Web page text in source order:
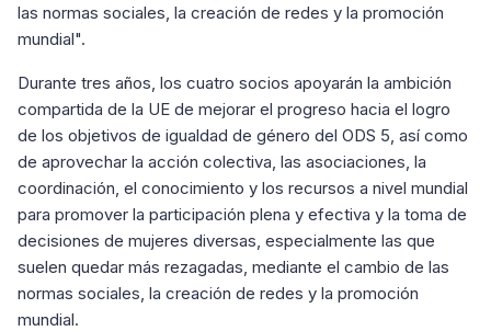
las normas sociales, la creación de redes y la promoción
mundial".
Durante tres años, los cuatro socios apoyarán la ambición
compartida de la UE de mejorar el progreso hacia el logro
de los objetivos de igualdad de género del ODS 5, así como
de aprovechar la acción colectiva, las asociaciones, la
coordinación, el conocimiento y los recursos a nivel mundial
para promover la participación plena y efectiva y la toma de
decisiones de mujeres diversas, especialmente las que
suelen quedar más rezagadas, mediante el cambio de las
normas sociales, la creación de redes y la promoción
mundial.